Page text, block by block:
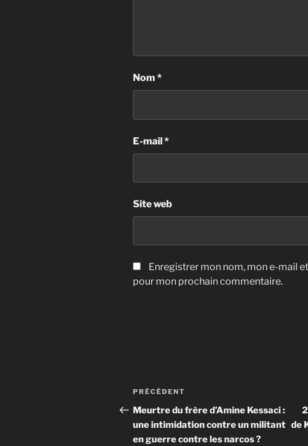
Nom *
E-mail*
Site web
Enregistrer mon nom, mon e-mail
pour mon prochain commentaire.
Navigation
de
l’article
Article
précédent
PRÉCÉDENT
Meurtre du frère d’Amine Kessaci :
une intimidation contre un militant
en guerre contre les narcos ?
de